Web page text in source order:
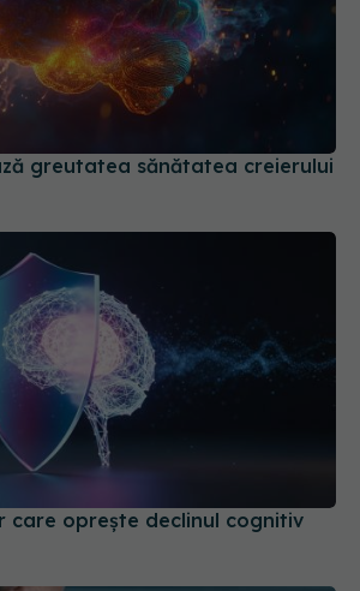
greutatea sănătatea creierului